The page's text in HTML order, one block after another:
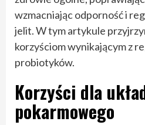
wzmacniając odporność i
jelit. W tym artykule
korzyściom wynikającym z
probiotyków.
Korzyści dla
pokarmowego